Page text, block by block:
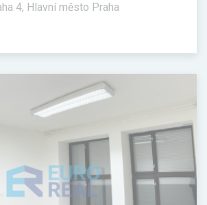
4, Hlavní město Praha